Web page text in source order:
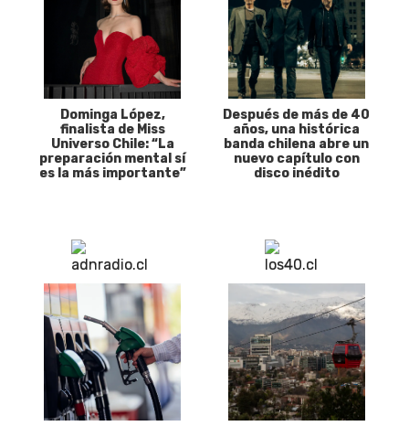
Dominga López,
finalista de Miss
Universo Chile: “La
preparación mental sí
es la más importante”
Después de más de 40
años, una histórica
banda chilena abre un
nuevo capítulo con
disco inédito